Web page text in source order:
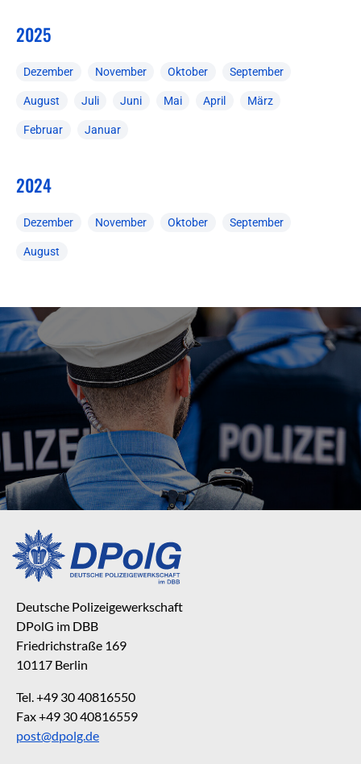
2025
Dezember November Oktober September
August Juli Juni Mai April März
Februar Januar
2024
Dezember November Oktober September
August
Deutsche Polizeigewerkschaft
DPolG im DBB
Friedrichstraße 169
10117 Berlin
Tel. +49 30 40816550
Fax +49 30 40816559
post@dpolg.de